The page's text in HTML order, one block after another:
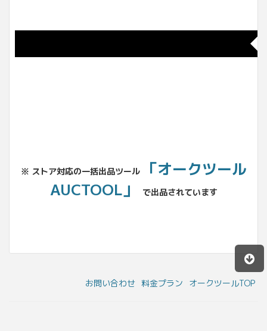
※ ストア対応の一括出品ツール
「オークツール
AUCTOOL」
で出品されています
お問い合わせ 料金プラン オークツールTOP